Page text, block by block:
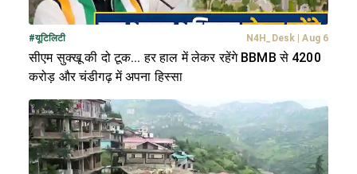
#यूटिलिटी N4H_Desk Aug 6
सीएम सुक्खू की दो टूक... हर हाल में लेकर रहेंगे BBMB से 4200
करोड़ और चंडीगढ़ में अपना हिस्सा